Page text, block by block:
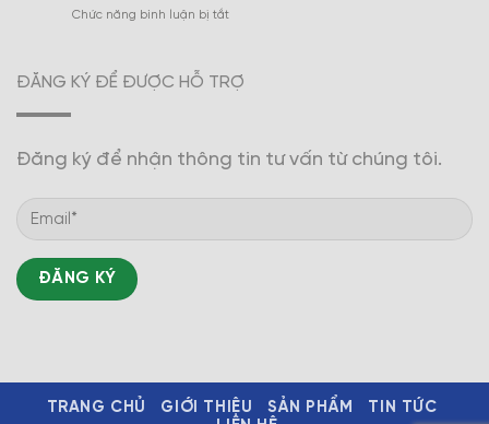
nghiệp
trở
thành
Chức năng bình luận bị tắtở
triển
hóa
Việt
ĐĂNG KÝ ĐỂ ĐƯỢC HỖ TRỢ
Đăng ký để nhận thông tin tư vấn từ chúng tôi.
TRANG CHỦ GIỚI THIỆU SẢN PHẨM
TIN TỨC